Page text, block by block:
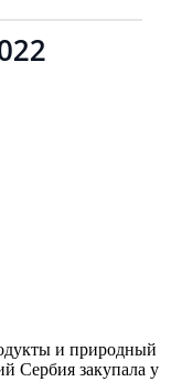
и природный
Сербия закупала у